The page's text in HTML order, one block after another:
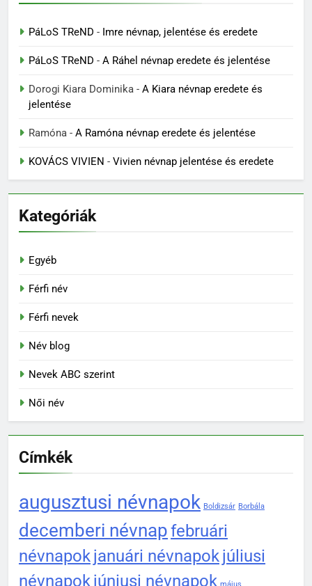
PáLoS TReND - Imre névnap, jelentése és eredete
PáLoS TReND - A Ráhel névnap eredete és jelentése
Dorogi Kiara Dominika - A Kiara névnap eredete és
jelentése
Ramóna - A Ramóna névnap eredete és jelentése
KOVÁCS VIVIEN - Vivien névnap jelentése és eredete
Kategóriák
Egyéb
Férfi név
Férfi nevek
Név blog
Nevek ABC szerint
Női név
Címkék
augusztusi névnapok Boldizsár Borbála
decemberi névnapfebruári
névnapokjanuári névnapokjúliusi
névnapokjúniusi névnapok